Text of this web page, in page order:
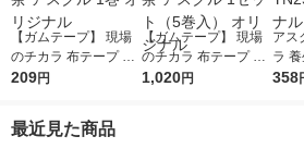
【ガムテープ】 現場
のチカラ 布テープ 0.2
0mm厚 幅50mm×長さ
209円
【ガムテープ】 現場
のチカラ 布テープ 0.2
0mm厚 幅50mm×長さ
1,020円
アス
ラ
358
最近見た商品